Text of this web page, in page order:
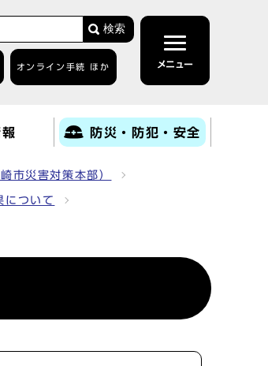
検索
オンライン手続 ほか メニュー
防災・防犯・安全
市災害対策本部）
について